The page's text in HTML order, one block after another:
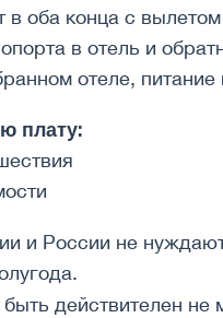
в оба конца с
в отель и
отеле, питание
плату:
и России не
действителен не